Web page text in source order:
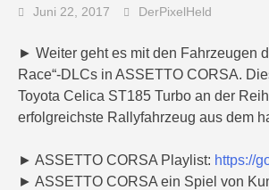
Juni 22, 2017 DerPixelHeld
► Weiter geht es mit den Fahrzeugen
Race“-DLCs in ASSETTO CORSA.
Toyota Celica ST185 Turbo an der
erfolgreichste Rallyfahrzeug aus dem
► ASSETTO CORSA Playlist: https://
► ASSETTO CORSA ein Spiel von